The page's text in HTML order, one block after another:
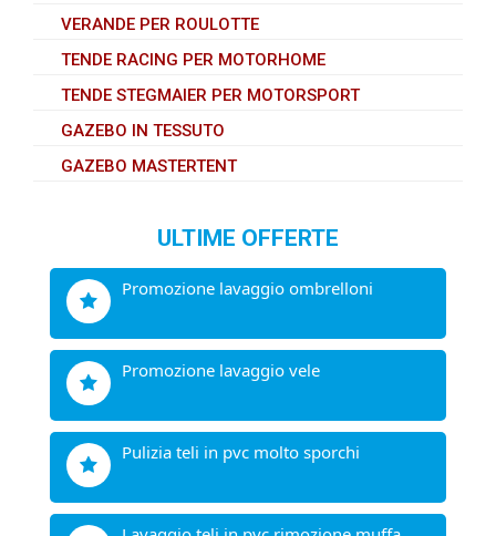
VERANDE PER ROULOTTE
TENDE RACING PER MOTORHOME
TENDE STEGMAIER PER MOTORSPORT
GAZEBO IN TESSUTO
GAZEBO MASTERTENT
ULTIME OFFERTE
promozione lavaggio ombrelloni
promozione lavaggio vele
pulizia teli in pvc molto sporchi